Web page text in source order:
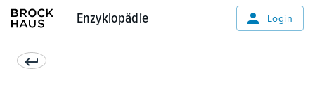
Enzyklopädie
Enzyklopädie Login